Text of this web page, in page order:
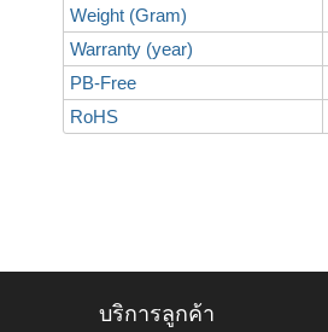
Weight (Gram)
Warranty (year)
PB-Free
RoHS
บริการลูกค้า